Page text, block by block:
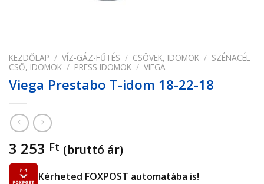
KEZDŐLAP / VÍZ-GÁZ-FŰTÉS / CSÖVEK, IDOMOK / SZÉNACÉL
CSŐ, IDOMOK / PRESS IDOMOK / VIEGA
Viega Prestabo T-idom 18-22-18
3 253 Ft (bruttó ár)
Kérheted FOXPOST automatába is!